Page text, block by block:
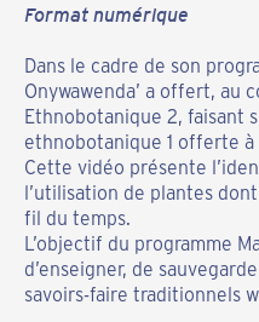
Format numérique
Dans le cadre de son
Onywawenda’ a offert, au
Ethnobotanique 2, faisant
ethnobotanique 1 offerte à
Cette vidéo présente
l’utilisation de plantes
fil du temps.
L’objectif du programme
d’enseigner, de
savoirs-faire traditionnels